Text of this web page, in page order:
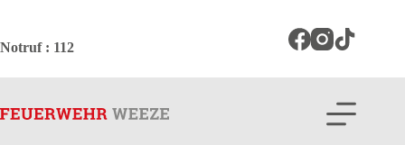
springen
Notruf: 112